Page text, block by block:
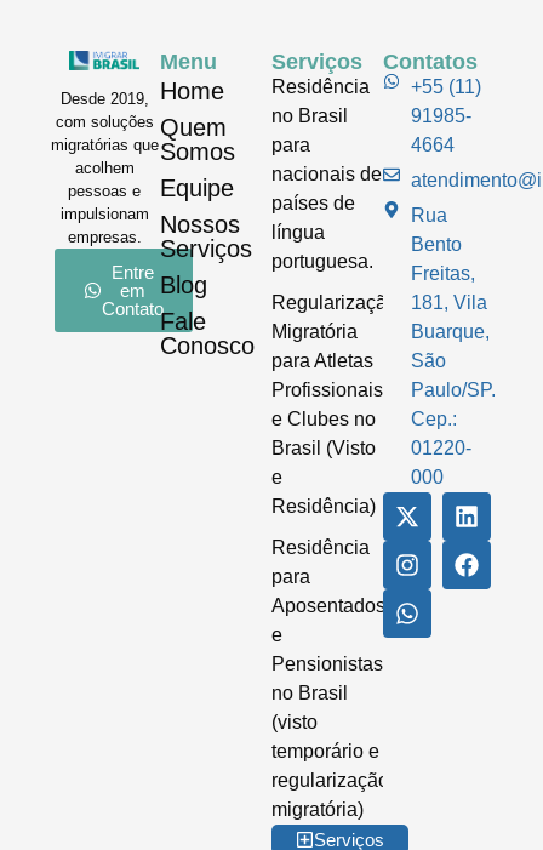
Desde 2019,
com soluções
migratórias que
acolhem
pessoas e
impulsionam
empresas.
Entre
em
Contato
Menu
Home
Quem
Somos
Equipe
Nossos
Serviços
Blog
Fale
Conosco
Serviços
Residência
no Brasil
para
nacionais de
países de
língua
portuguesa.
Regularização
Migratória
para Atletas
Profissionais
e Clubes no
Brasil (Visto
e
Residência)
Residência
para
Aposentados
e
Pensionistas
no Brasil
(visto
temporário e
regularização
migratória)
Serviços
Contatos
+55 (11)
91985-
4664
Rua
Bento
Freitas,
181, Vila
Buarque,
São
Paulo/SP.
Cep.:
01220-
000